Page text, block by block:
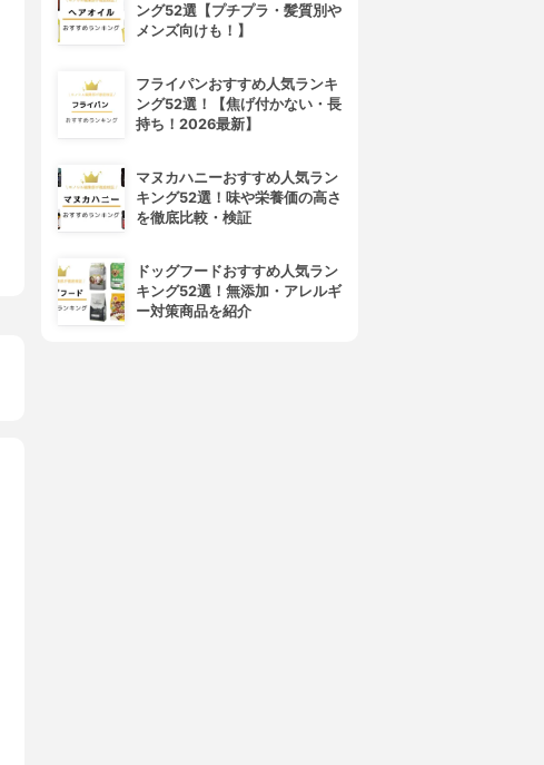
ング52選【プチプラ・髪質別や
メンズ向けも！】
フライパンおすすめ人気ランキ
ング52選！【焦げ付かない・長
持ち！2026最新】
マヌカハニーおすすめ人気ラン
キング52選！味や栄養価の高さ
を徹底比較・検証
ドッグフードおすすめ人気ラン
キング52選！無添加・アレルギ
ー対策商品を紹介